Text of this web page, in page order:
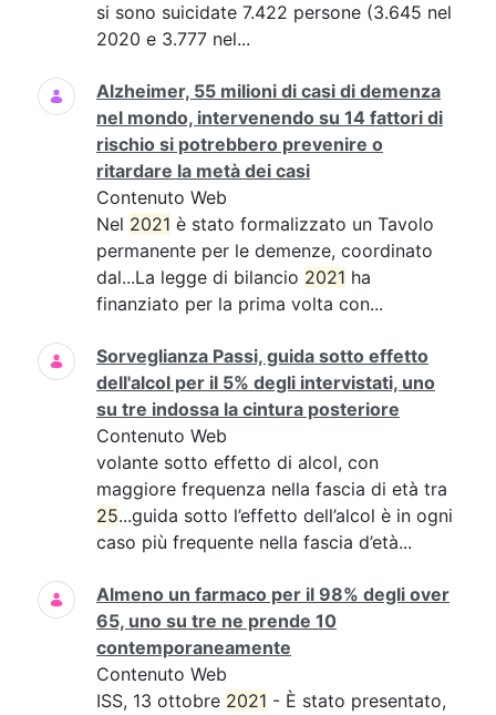
si sono suicidate 7.422 persone (3.645 nel
2020 e 3.777 nel...
Alzheimer, 55 milioni di casi di demenza
nel mondo, intervenendo su 14 fattori di
rischio si potrebbero prevenire o
ritardare la metà dei casi
Contenuto Web
Nel 2021 è stato formalizzato un Tavolo
permanente per le demenze, coordinato
dal...La legge di bilancio 2021 ha
finanziato per la prima volta con...
Sorveglianza Passi, guida sotto effetto
dell'alcol per il 5% degli intervistati, uno
su tre indossa la cintura posteriore
Contenuto Web
volante sotto effetto di alcol, con
maggiore frequenza nella fascia di età tra
25...guida sotto l’effetto dell’alcol è in ogni
caso più frequente nella fascia d’età...
Almeno un farmaco per il 98% degli over
65, uno su tre ne prende 10
contemporaneamente
Contenuto Web
ISS, 13 ottobre 2021 - È stato presentato,